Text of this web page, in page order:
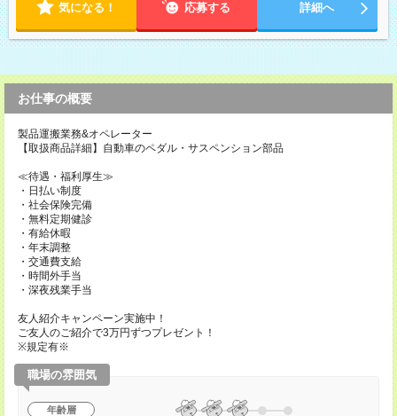
気になる！ 応募する 詳細へ
お仕事の概要
製品運搬業務&オペレーター
【取扱商品詳細】自動車のペダル・サスペンション部品
≪待遇・福利厚生≫
・日払い制度
・社会保険完備
・無料定期健診
・有給休暇
・年末調整
・交通費支給
・時間外手当
・深夜残業手当
友人紹介キャンペーン実施中！
ご友人のご紹介で3万円ずつプレゼント！
※規定有※
職場の雰囲気
年齢層